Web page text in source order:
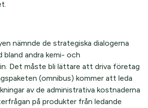
nämnde de strategiska dialogerna
andra kemi- och
Det måste bli lättare att driva företag
(omnibus) kommer att leda
av de administrativa kostnaderna
på produkter från ledande